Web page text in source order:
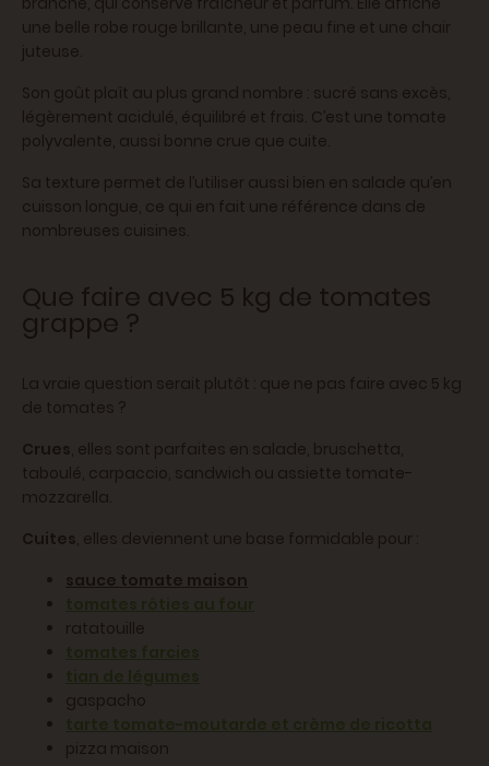
une belle robe rouge brillante, une peau fine et une chair
juteuse.
Son goût plaît au plus grand nombre : sucré sans excès,
légèrement acidulé, équilibré et frais. C’est une tomate
polyvalente, aussi bonne crue que cuite.
Sa texture permet de l’utiliser aussi bien en salade qu’en
cuisson longue, ce qui en fait une référence dans de
nombreuses cuisines.
Que faire avec 5 kg de tomates
grappe ?
La vraie question serait plutôt : que ne pas faire avec 5 kg
de tomates ?
Crues, elles sont parfaites en salade, bruschetta,
taboulé, carpaccio, sandwich ou assiette tomate-
mozzarella.
Cuites, elles deviennent une base formidable pour :
sauce tomate maison
tomates rôties au four
ratatouille
tomates farcies
tian de légumes
gaspacho
tarte tomate-moutarde et crème de ricotta
pizza maison